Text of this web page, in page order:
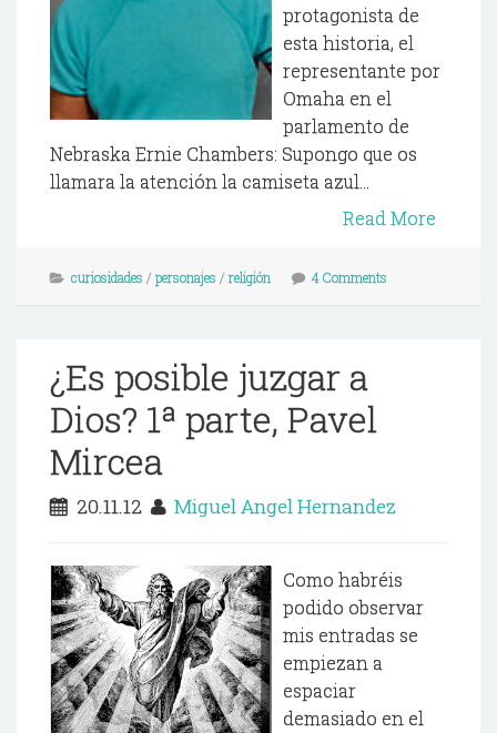
protagonista de
esta historia, el
representante por
Omaha en el
parlamento de
Nebraska Ernie Chambers: Supongo que os
llamara la atención la camiseta azul...
Read More
curiosidades / personajes / religión 4 Comments
¿Es posible juzgar a
Dios? 1ª parte, Pavel
Mircea
20.11.12 Miguel Angel Hernandez
Como habréis
podido observar
mis entradas se
empiezan a
espaciar
demasiado en el